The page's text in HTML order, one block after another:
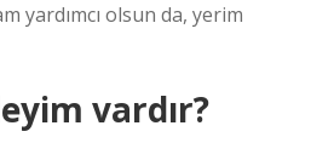
yardımcı olsun da, yerim
vardır?